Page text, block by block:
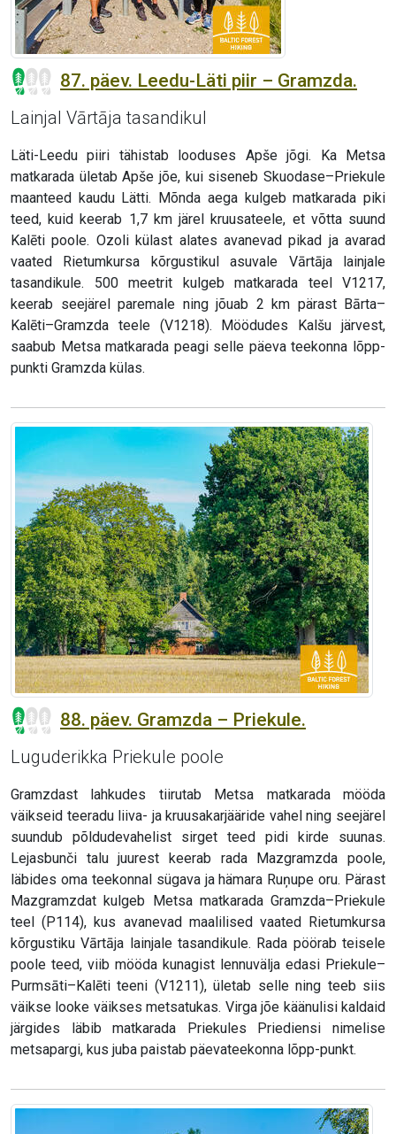
87. päev. Leedu-Läti piir – Gramzda.
Lainjal Vārtāja tasandikul
Läti-Leedu piiri tähistab looduses Apše jõgi. Ka Metsa
matkarada ületab Apše jõe, kui siseneb Skuodase–Priekule
maanteed kaudu Lätti. Mõnda aega kulgeb matkarada piki
teed, kuid keerab 1,7 km järel kruusateele, et võtta suund
Kalēti poole. Ozoli külast alates avanevad pikad ja avarad
vaated Rietumkursa kõrgustikul asuvale Vārtāja lainjale
tasandikule. 500 meetrit kulgeb matkarada teel V1217,
keerab seejärel paremale ning jõuab 2 km pärast Bārta–
Kalēti–Gramzda teele (V1218). Möödudes Kalšu järvest,
saabub Metsa matkarada peagi selle päeva teekonna lõpp-
punkti Gramzda külas.
88. päev. Gramzda – Priekule.
Luguderikka Priekule poole
Gramzdast lahkudes tiirutab Metsa matkarada mööda
väikseid teeradu liiva- ja kruusakarjääride vahel ning seejärel
suundub põldudevahelist sirget teed pidi kirde suunas.
Lejasbunči talu juurest keerab rada Mazgramzda poole,
läbides oma teekonnal sügava ja hämara Ruņupe oru. Pärast
Mazgramzdat kulgeb Metsa matkarada Gramzda–Priekule
teel (P114), kus avanevad maalilised vaated Rietumkursa
kõrgustiku Vārtāja lainjale tasandikule. Rada pöörab teisele
poole teed, viib mööda kunagist lennuvälja edasi Priekule–
Purmsāti–Kalēti teeni (V1211), ületab selle ning teeb siis
väikse looke väikses metsatukas. Virga jõe käänulisi kaldaid
järgides läbib matkarada Priekules Priediensi nimelise
metsapargi, kus juba paistab päevateekonna lõpp-punkt.